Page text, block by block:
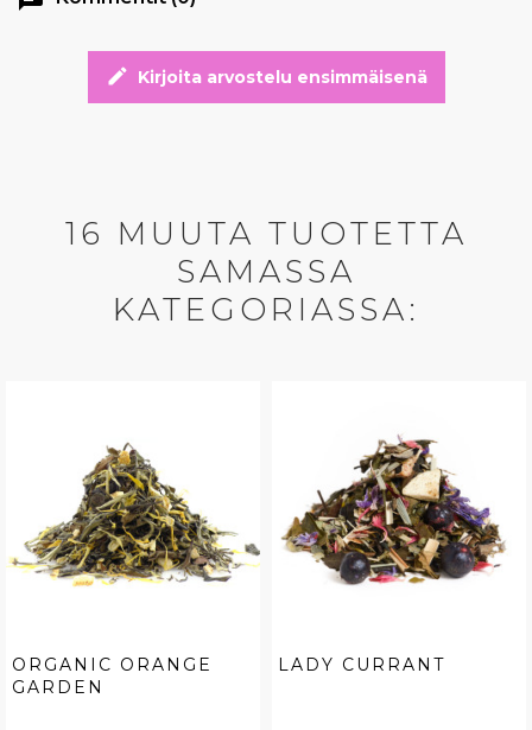
edit Kirjoita arvostelu ensimmäisenä
16 MUUTA TUOTETTA
SAMASSA
KATEGORIASSA:
ORGANIC ORANGE
GARDEN
LADY CURRANT